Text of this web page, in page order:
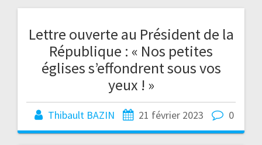
Lettre ouverte au Président de la
République : « Nos petites
églises s’effondrent sous vos
yeux ! »
Thibault BAZIN 21 février 2023 0